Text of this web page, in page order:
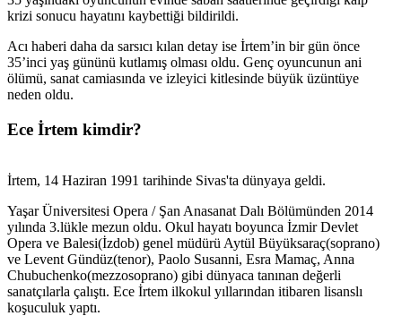
krizi sonucu hayatını kaybettiği bildirildi.
Acı haberi daha da sarsıcı kılan detay ise İrtem’in bir gün önce
35’inci yaş gününü kutlamış olması oldu. Genç oyuncunun ani
ölümü, sanat camiasında ve izleyici kitlesinde büyük üzüntüye
neden oldu.
Ece İrtem kimdir?
İrtem, 14 Haziran 1991 tarihinde Sivas'ta dünyaya geldi.
Yaşar Üniversitesi Opera / Şan Anasanat Dalı Bölümünden 2014
yılında 3.lükle mezun oldu. Okul hayatı boyunca İzmir Devlet
Opera ve Balesi(İzdob) genel müdürü Aytül Büyüksaraç(soprano)
ve Levent Gündüz(tenor), Paolo Susanni, Esra Mamaç, Anna
Chubuchenko(mezzosoprano) gibi dünyaca tanınan değerli
sanatçılarla çalıştı. Ece İrtem ilkokul yıllarından itibaren lisanslı
koşuculuk yaptı.